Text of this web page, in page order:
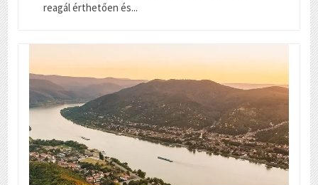
reagál érthetően és...